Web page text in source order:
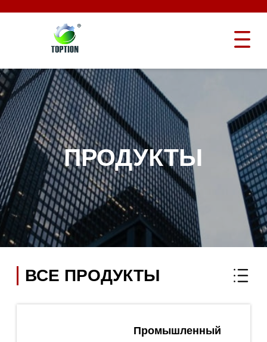
ПРОДУКТЫ
ВСЕ ПРОДУКТЫ
Промышленный